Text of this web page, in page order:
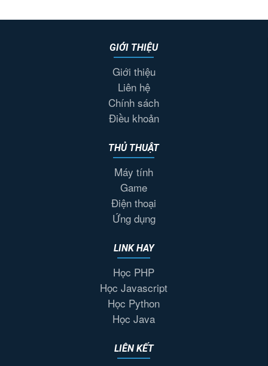
GIỚI THIỆU
Giới thiệu
Liên hệ
Chính sách
Điều khoản
THỦ THUẬT
Máy tính
Game
Điện thoại
Ứng dụng
LINK HAY
Học PHP
Học Javascript
Học Python
Học Java
LIÊN KẾT